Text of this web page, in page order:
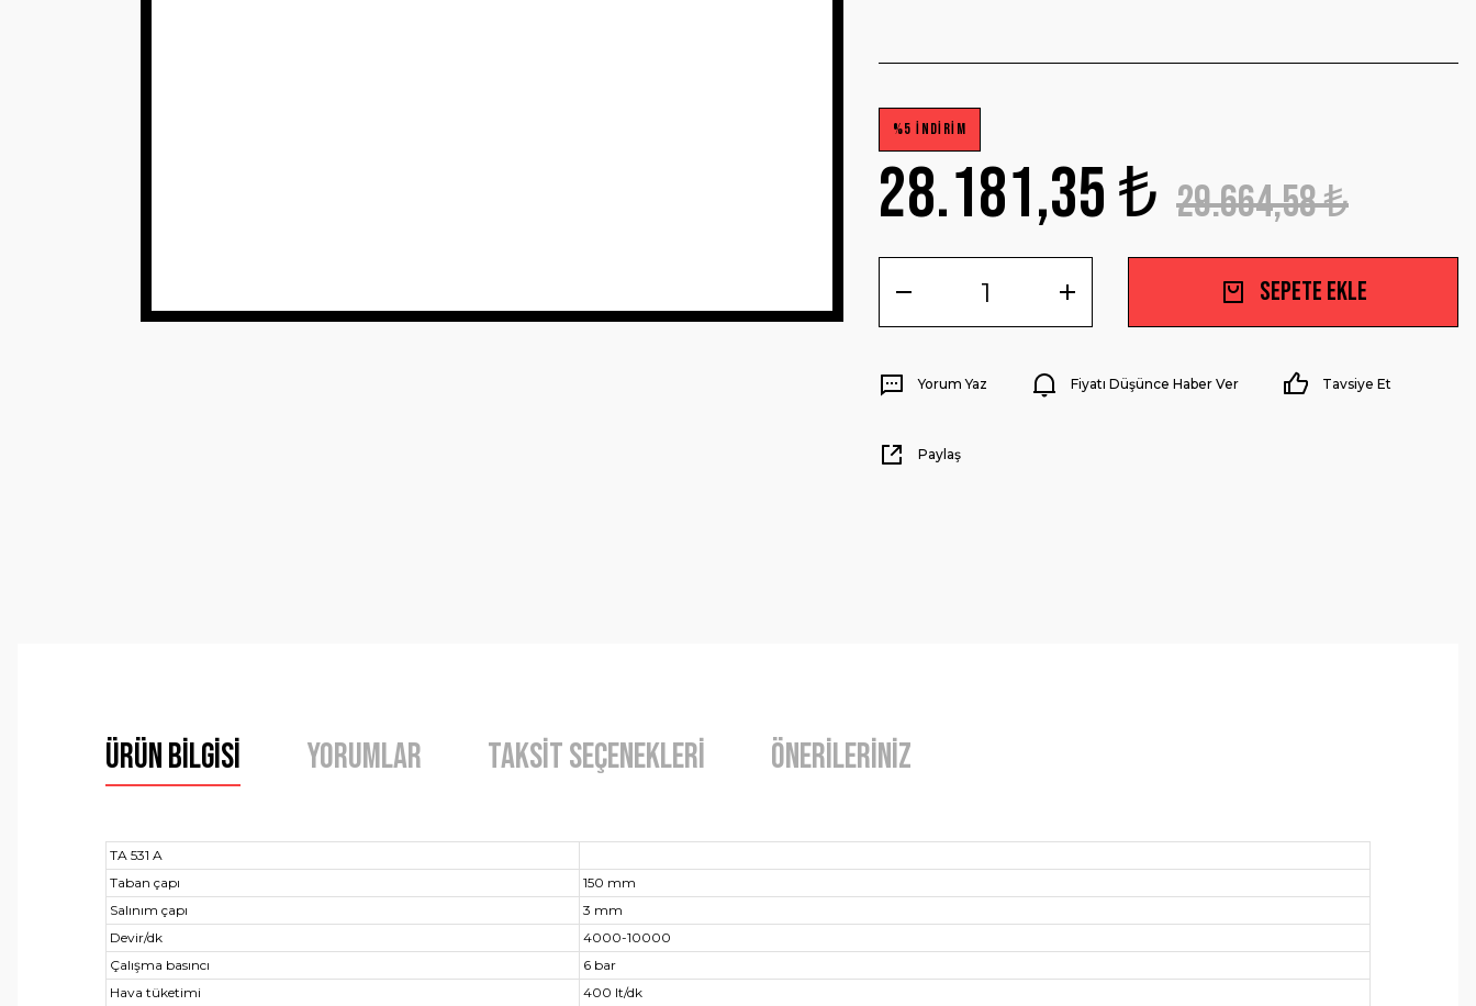
%5 İNDİRİM
28.181,35 ₺ 29.664,58 ₺
Sepete Ekle
Yorum Yaz Fiyatı Düşünce Haber Ver Tavsiye Et
Paylaş
Ürün Bilgisi Yorumlar Taksit Seçenekleri Önerileriniz
TA 531 A
Taban çapı
150 mm
Salınım çapı
3 mm
Devir/dk
4000-10000
Çalışma basıncı
6 bar
Hava tüketimi
400 lt/dk